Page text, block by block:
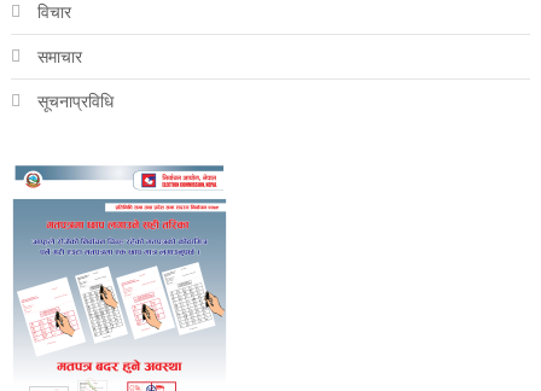
विचार
समाचार
सूचनाप्रविधि